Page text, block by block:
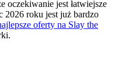
oczekiwanie jest łatwiejsze
2026 roku jest już bardzo
oferty na Slay the